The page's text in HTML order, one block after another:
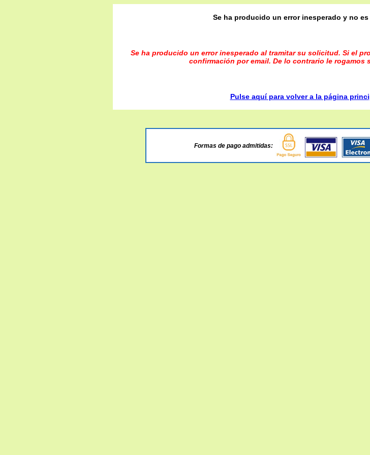
Se ha producido un error inesperado y no
Se ha producido un error inesperado al tramitar su solicitud. Si el
confirmación por email. De lo contrario le
Pulse aquí para volver a la página
Formas de pago admitidas: